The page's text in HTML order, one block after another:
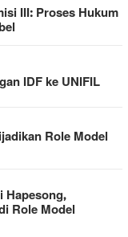
III: Proses Hukum
IDF ke UNIFIL
Role Model
Hapesong,
Role Model